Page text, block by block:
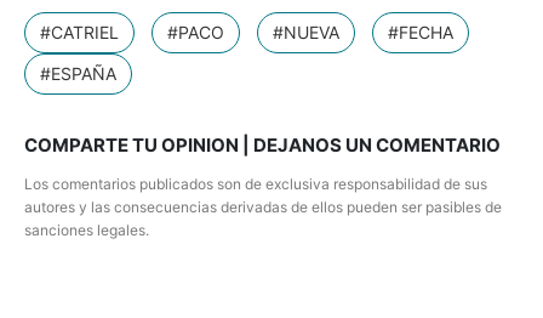
#CATRIEL #PACO #NUEVA
#FECHA
#ESPAÑA
COMPARTE TU OPINION | DEJANOS UN COMENTARIO
Los comentarios publicados son de exclusiva responsabilidad de sus
autores y las consecuencias derivadas de ellos pueden ser pasibles de
sanciones legales.